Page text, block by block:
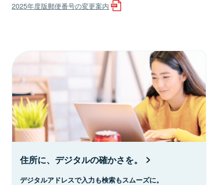
2025年度版郵便番号の変更案内
住所に、デジタルの確かさを。
デジタルアドレスで入力も検索もスムーズに。